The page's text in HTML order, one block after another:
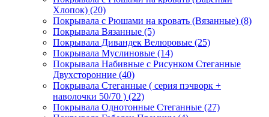
Хлопок) (20)
Покрывала с Рюшами на кровать (Вязанные) (8)
Покрывала Вязанные (5)
Покрывала Дивандек Велюровые (25)
Покрывала Муслиновые (14)
Покрывала Набивные с Рисунком Стеганные
Двухсторонние (40)
Покрывала Стеганные ( серия пэчворк +
наволочки 50/70 ) (22)
Покрывала Однотонные Стеганные (27)